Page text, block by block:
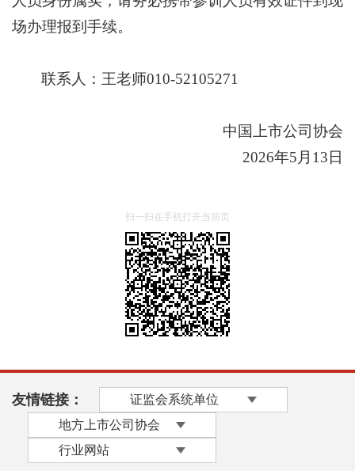
场办理报到手续。
联系人：王老师010-52105271
中国上市公司协会
2026年5月13日
扫一扫在手机打开当前页
友情链接：
证监会系统单位
地方上市公司协会
行业网站